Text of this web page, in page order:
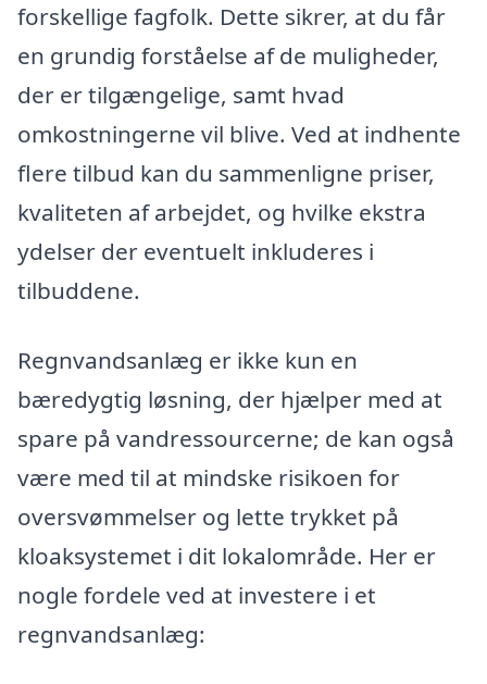
forskellige fagfolk. Dette sikrer, at du får
en grundig forståelse af de muligheder,
der er tilgængelige, samt hvad
omkostningerne vil blive. Ved at indhente
flere tilbud kan du sammenligne priser,
kvaliteten af arbejdet, og hvilke ekstra
ydelser der eventuelt inkluderes i
tilbuddene.
Regnvandsanlæg er ikke kun en
bæredygtig løsning, der hjælper med at
spare på vandressourcerne; de kan også
være med til at mindske risikoen for
oversvømmelser og lette trykket på
kloaksystemet i dit lokalområde. Her er
nogle fordele ved at investere i et
regnvandsanlæg: